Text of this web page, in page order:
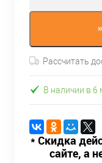
Рассчитать
В наличии в 6
* Скидка
сайте, а